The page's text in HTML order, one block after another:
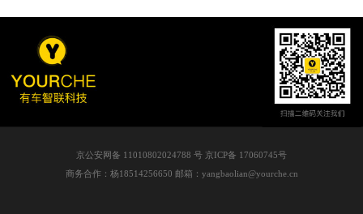
京公安网备 11010802024788 号 京ICP备 17060745号
商务合作：杨18514256650 邮箱：yangbaolian@yourche.cn